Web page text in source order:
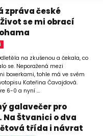
zpráva české
se mi obrací
na zkušenou a čekala, co
se. Neporažená mezi
boxerkami, tohle má ve svém
Kateřina Čavajdová.
6-0 a nyní ...
galavečer pro
Na Štvanici o dva
třída i návrat